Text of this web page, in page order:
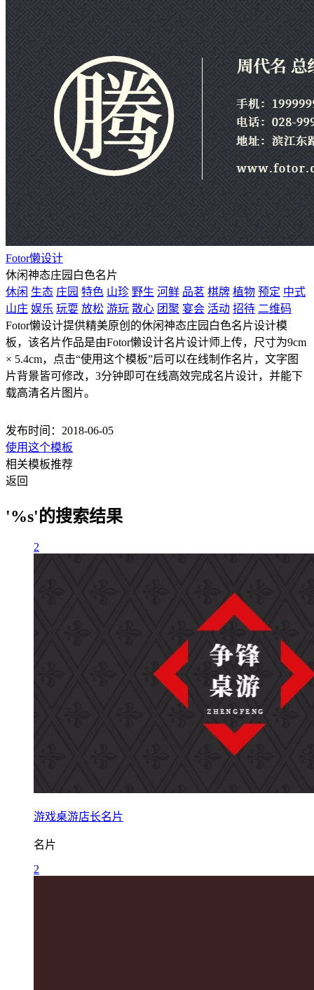
Fotor懒设计
休闲神态庄园白色名片
休闲 生态 庄园 特色 山珍 野生 河鲜 品茗 棋牌 植物 预定 中式
山庄 娱乐 玩耍 放松 游玩 散心 团聚 宴会 活动 招待 二维码
Fotor懒设计提供精美原创的休闲神态庄园白色名片设计模
板，该名片作品是由Fotor懒设计名片设计师上传，尺寸为9cm
× 5.4cm，点击“使用这个模板”后可以在线制作名片，文字图
片背景皆可修改，3分钟即可在线高效完成名片设计，并能下
载高清名片图片。
发布时间：2018-06-05
使用这个模板
相关模板推荐
返回
'%s'的搜索结果
2
游戏桌游店长名片
名片
2